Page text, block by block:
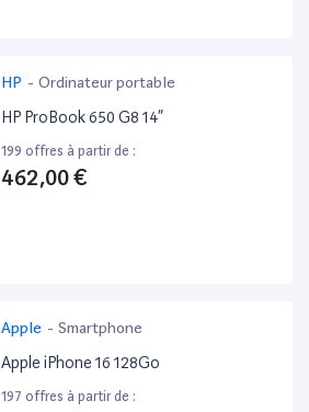
HP - Ordinateur portable
HP ProBook 650 G8 14”
199 offres à partir de :
462,00 €
Apple - Smartphone
Apple iPhone 16 128Go
197 offres à partir de :